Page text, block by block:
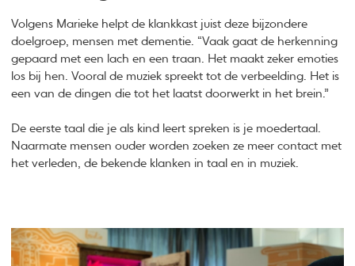
Volgens Marieke helpt de klankkast juist deze bijzondere
doelgroep, mensen met dementie. “Vaak gaat de herkenning
gepaard met een lach en een traan. Het maakt zeker emoties
los bij hen. Vooral de muziek spreekt tot de verbeelding. Het is
een van de dingen die tot het laatst doorwerkt in het brein.”
De eerste taal die je als kind leert spreken is je moedertaal.
Naarmate mensen ouder worden zoeken ze meer contact met
het verleden, de bekende klanken in taal en in muziek.